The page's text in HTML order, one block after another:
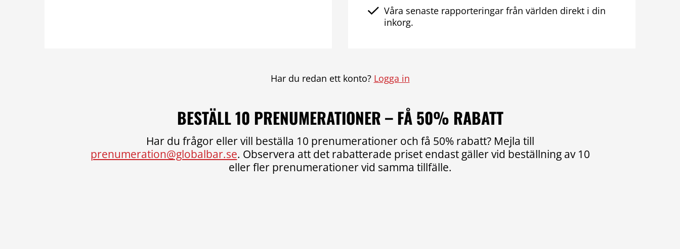
Våra senaste rapporteringar från världen direkt i din
inkorg.
Har du redan ett konto? Logga in
BESTÄLL 10 PRENUMERATIONER – FÅ 50% RABATT
Har du frågor eller vill beställa 10 prenumerationer och få 50% rabatt? Mejla till
prenumeration@globalbar.se. Observera att det rabatterade priset endast gäller vid beställning av 10
eller fler prenumerationer vid samma tillfälle.